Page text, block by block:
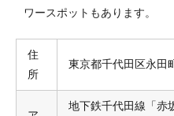
ワースポットもあります。
住
所
東京都千代田区永田
地下鉄千代田線「赤